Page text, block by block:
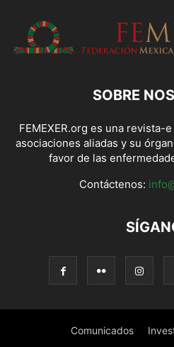
SOBRE
FEMEXER.org es una revista-
asociaciones aliadas y su
favor de las
Contáctenos:
Comunicados